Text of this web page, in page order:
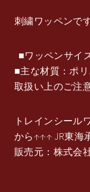
刺繍ワッペンです
■ワッペンサイ
■主な材質：ポ
取扱い上のご注
トレインシール
から↑↑↑ JR東海
販売元：株式会